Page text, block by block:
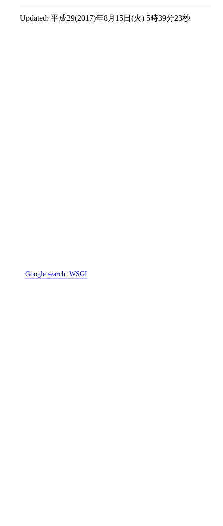
Updated: 平成29(2017)年8月15日(火) 5時39分23秒
Google search:WSGI